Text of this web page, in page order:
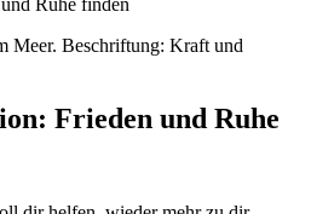
Frieden und Ruhe